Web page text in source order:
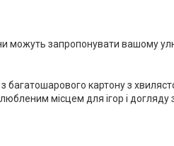
можуть запропонувати вашому
багатошарового картону з
місцем для ігор і догляду